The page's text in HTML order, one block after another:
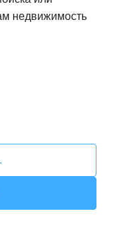
недвижимость